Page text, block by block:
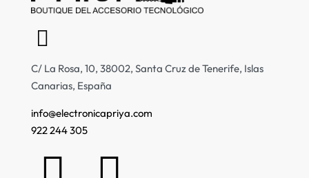
C/ La Rosa, 10, 38002, Santa Cruz de Tenerife, Islas
Canarias, España
info@electronicapriya.com
922 244 305